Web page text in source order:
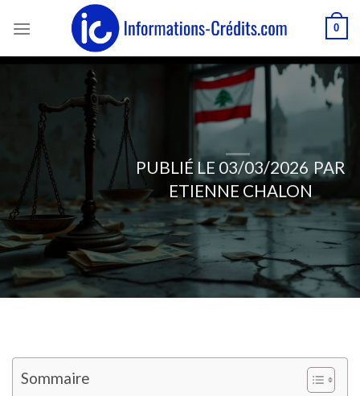
0
PUBLIÉ LE 03/03/2026 PAR
ETIENNE CHALON
Sommaire